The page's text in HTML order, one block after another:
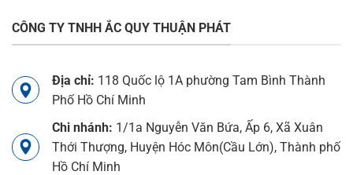
CÔNG TY TNHH ẮC QUY THUẬN PHÁT
Địa chỉ: 118 Quốc lộ 1A phường Tam Bình Thành
Phố Hồ Chí Minh
Chi nhánh: 1/1a Nguyễn Văn Bứa, Ấp 6, Xã Xuân
Thới Thượng, Huyện Hóc Môn(Cầu Lớn), Thành phố
Hồ Chí Minh